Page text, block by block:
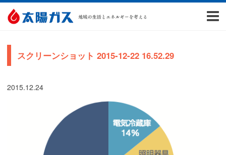
スクリーンショット 2015-12-22 16.52.29
2015.12.24